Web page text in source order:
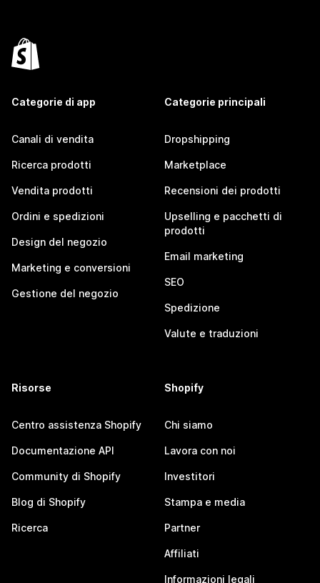
Categorie di app
Canali di vendita
Ricerca prodotti
Vendita prodotti
Ordini e spedizioni
Design del negozio
Marketing e conversioni
Gestione del negozio
Categorie principali
Dropshipping
Marketplace
Recensioni dei prodotti
Upselling e pacchetti di
prodotti
Email marketing
SEO
Spedizione
Valute e traduzioni
Risorse
Centro assistenza Shopify
Documentazione API
Community di Shopify
Blog di Shopify
Ricerca
Shopify
Chi siamo
Lavora con noi
Investitori
Stampa e media
Partner
Affiliati
Informazioni legali